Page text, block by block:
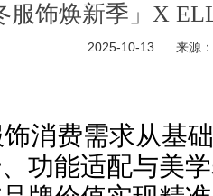
服饰焕新季」X
2025-10-13 来源
消费需求从基
功能适配与美